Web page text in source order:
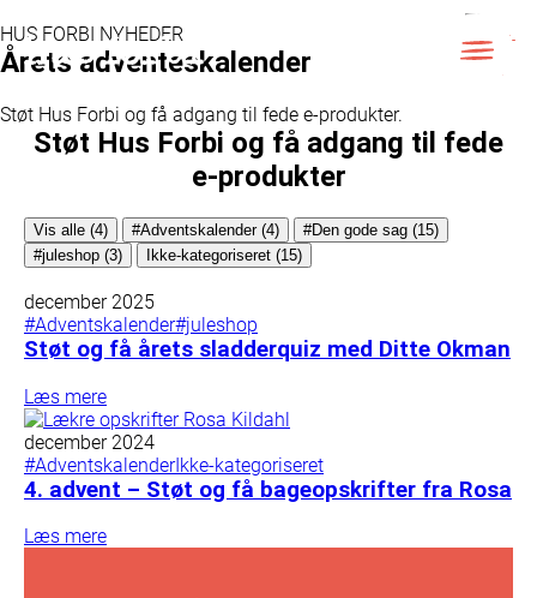
to
content
HUS FORBI NYHEDER
Årets adventeskalender
Støt Hus Forbi og få adgang til fede e-produkter.
Støt Hus Forbi og få adgang til fede
e-produkter
Vis alle (4) #Adventskalender (4)
#Den gode sag (15)
#juleshop (3)
Ikke-kategoriseret (15)
december 2025
#Adventskalender#juleshop
Støt og få årets sladderquiz med Ditte Okman
Læs mere
december 2024
#AdventskalenderIkke-kategoriseret
4. advent – Støt og få bageopskrifter fra Rosa
Læs mere
LUK